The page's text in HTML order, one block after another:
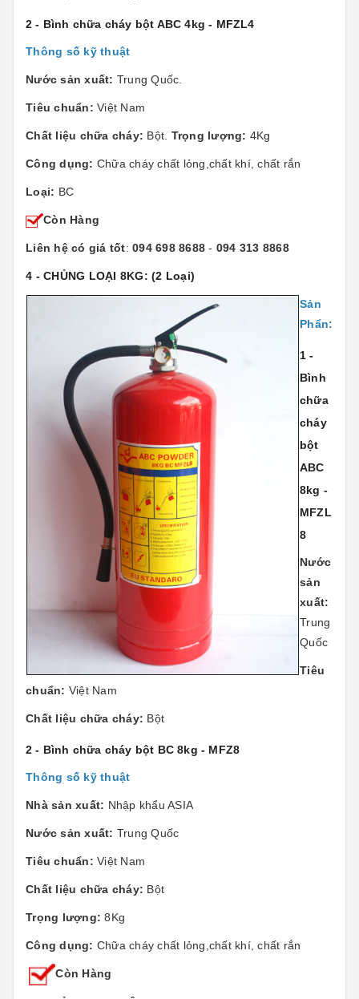
2 - Bình chữa cháy bột ABC 4kg - MFZL4
Thông số kỹ thuật
Nước sản xuất: Trung Quốc.
Tiêu chuẩn: Việt Nam
Chất liệu chữa cháy: Bột. Trọng lượng: 4Kg
Công dụng: Chữa cháy chất lỏng,chất khí, chất rắn
Loại: BC
Còn Hàng
Liên hệ có giá tốt: 094 698 8688 - 094 313 8868
4 - CHỦNG LOẠI 8KG: (2 Loại)
Sản
Phẩn:
1 -
Bình
chữa
cháy
bột
ABC
8kg -
MFZL
8
Nước
sản
xuất:
Trung
Quốc
Tiêu
chuẩn: Việt Nam
Chất liệu chữa cháy: Bột
2 - Bình chữa cháy bột BC 8kg - MFZ8
Thông số kỹ thuật
Nhà sản xuất: Nhập khẩu ASIA
Nước sản xuất: Trung Quốc
Tiêu chuẩn: Việt Nam
Chất liệu chữa cháy: Bột
Trọng lượng: 8Kg
Công dụng: Chữa cháy chất lỏng,chất khí, chất rắn
Còn Hàng